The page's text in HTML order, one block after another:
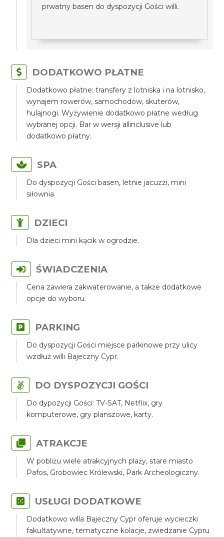
prwatny basen do dyspozycji Gości willi.
DODATKOWO PŁATNE
Dodatkowo płatne: transfery z lotniska i na lotnisko,
wynajem rowerów, samochodów, skuterów,
hulajnogi. Wyżywienie dodatkowo płatne według
wybranej opcji. Bar w wersji allinclusive lub
dodatkowo płatny.
SPA
Do dyspozycji Gości basen, letnie jacuzzi, mini
siłownia.
DZIECI
Dla dzieci mini kącik w ogrodzie.
ŚWIADCZENIA
Cena zawiera zakwaterowanie, a także dodatkowe
opcje do wyboru.
PARKING
Do dyspozycji Gości miejsce parkinowe przy ulicy
wzdłuż willi Bajeczny Cypr.
DO DYSPOZYCJI GOŚCI
Do dypozycji Gości: TV-SAT, Netflix, gry
komputerowe, gry planszowe, karty.
ATRAKCJE
W pobliżu wiele atrakcyjnych plaży, stare miasto
Pafos, Grobowiec Królewski, Park Archeologiczny.
USŁUGI DODATKOWE
Dodatkowo willa Bajeczny Cypr oferuje wycieczki
fakultatywne, tematyczne kolacje, zwiedzanie Cypru